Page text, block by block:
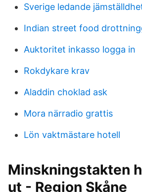
Sverige ledande
Indian street food
Auktoritet inkasso logga in
Rokdykare krav
Aladdin choklad ask
Mora närradio grattis
Lön vaktmästare hotell
Minskningstakten
ut - Region Skåne